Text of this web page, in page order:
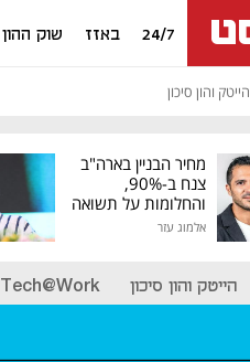
24/7 באזז שוק ההון
הייטק והון סיכון
מחיר הבניין בארה"ב
צנח ב-90%,
והחלומות על תשואה
גבוהה התנפצו
אלמוג עזר
הייטק והון סיכון Tech@Work